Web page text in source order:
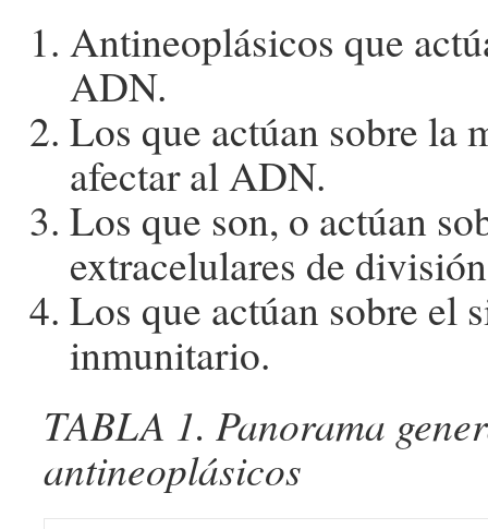
Antineoplásicos que
ADN.
Los que actúan sobre la
afectar al ADN.
Los que son, o actúan
extracelulares de
Los que actúan sobre el
inmunitario.
TABLA 1. Panorama
antineoplásicos